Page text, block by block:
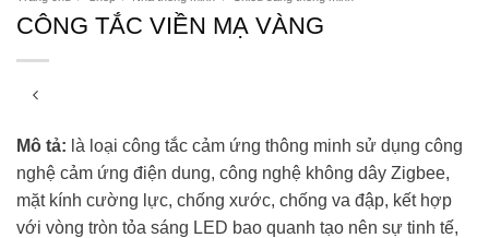
CÔNG TẮC VIỀN MẠ VÀNG
Mô tả: là loại công tắc cảm ứng thông minh sử dụng công
nghệ cảm ứng điện dung, công nghệ không dây Zigbee,
mặt kính cường lực, chống xước, chống va đập, kết hợp
với vòng tròn tỏa sáng LED bao quanh tạo nên sự tinh tế,